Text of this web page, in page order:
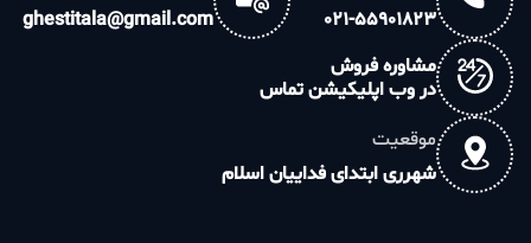
021-55901823
ghestitala@gmail.com
مشاوره فروش
در وب اپلیکیشن تماس
موقعیت
شهرری ابتدای فداییان اسلام